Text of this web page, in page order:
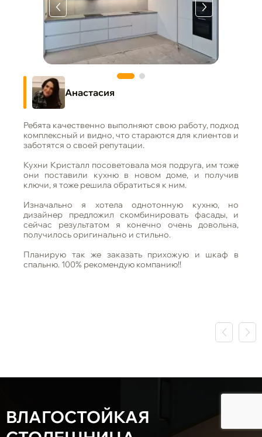
Анастасия
Ребята качественно выполняют свою работу, подход
комплексный и видно, что стараются для клиентов и
заботятся о своей репутации.
Кухни Кристалл посоветовала моя подруга, им тоже
они поставили кухню в новом доме, и получив
ключи, я тоже решила обратиться к ним.
Изначально я хотела однотонную кухню, но
дизайнер предложил скомбинировать фасады, и
сейчас результатом я конечно очень довольна,
получилось оригинально и стильно.
Планирую так же заказать прихожую и шкаф в
спальню. 100% рекомендую компанию!!
ВЛАГОСТОЙКАЯ